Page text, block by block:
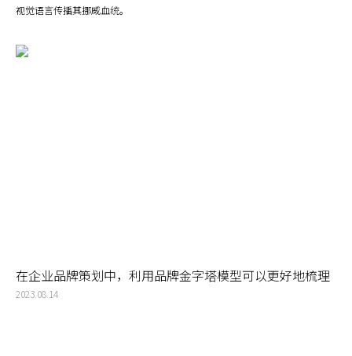
视觉语言传播其挪威血统。
在企业品牌策划中，利用品牌金字塔模型可以更好地梳理
品牌脉络，为企业注入精神力量
2023.08.14